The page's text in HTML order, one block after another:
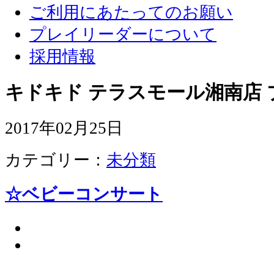
ご利用にあたってのお願い
プレイリーダーについて
採用情報
キドキド テラスモール湘南店
2017年02月25日
カテゴリー： 未分類
☆ベビーコンサート